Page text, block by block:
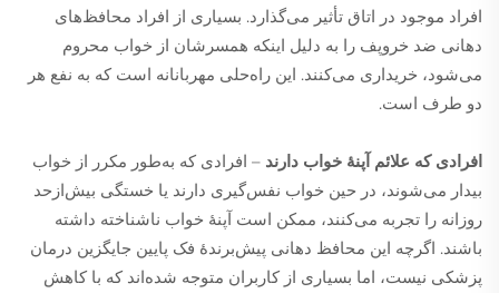
افراد موجود در اتاق تأثیر می‌گذارد. بسیاری از افراد محافظ‌های
دهانی ضد خروپف را به دلیل اینکه همسرشان از خواب محروم
می‌شود، خریداری می‌کنند. این راه‌حلی مهربانانه است که به نفع هر
دو طرف است.
افرادی که علائم آپنهٔ خواب دارند – افرادی که به‌طور مکرر از خواب
بیدار می‌شوند، در حین خواب نفس‌گیری دارند یا خستگی بیش‌ازحد
روزانه را تجربه می‌کنند، ممکن است آپنهٔ خواب ناشناخته داشته
باشند. اگرچه این محافظ دهانی پیش‌برندهٔ فک پایین جایگزین درمان
پزشکی نیست، اما بسیاری از کاربران متوجه شده‌اند که با کاهش